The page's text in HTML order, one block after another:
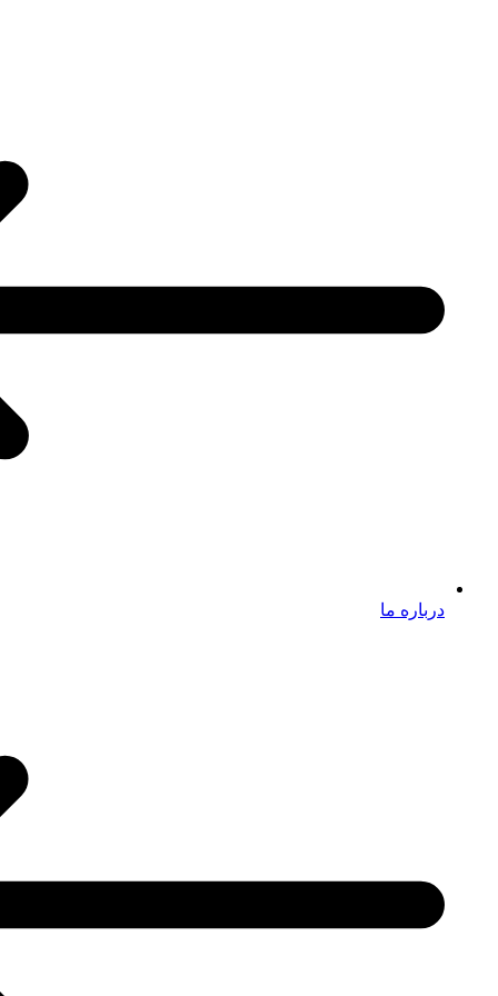
درباره ما